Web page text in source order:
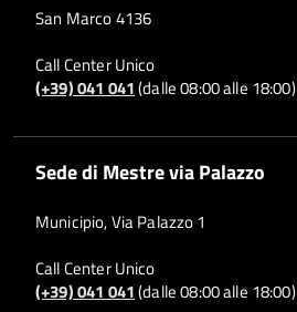
San Marco 4136
Call Center Unico
(+39) 041 041(dalle 08:00 alle 18:00)
Sede di Mestre via Palazzo
Municipio, Via Palazzo 1
Call Center Unico
(+39) 041 041(dalle 08:00 alle 18:00)